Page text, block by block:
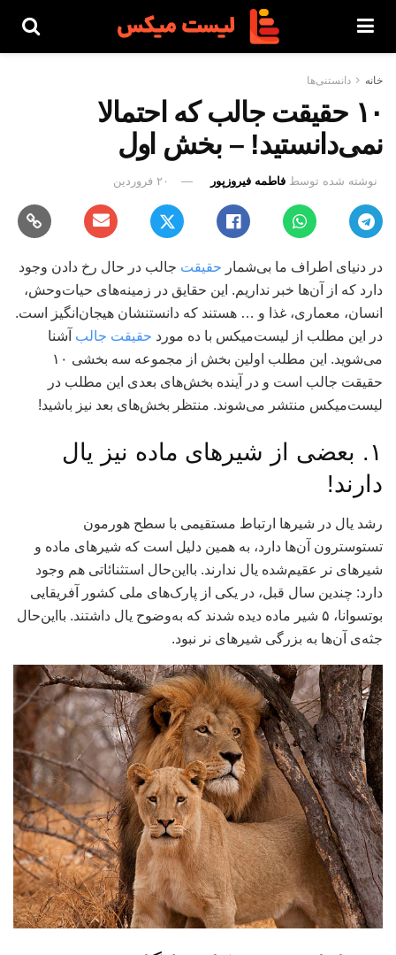
خانه دانستنی‌ها
۱۰ حقیقت جالب که احتمالا
نمی‌دانستید! – بخش اول
نوشته شده توسط فاطمه فیروزپور ۲۰ فروردین
در دنیای اطراف ما بی‌شمار حقیقت جالب در حال رخ دادن وجود
دارد که از آن‌ها خبر نداریم. این حقایق در زمینه‌های حیات‌وحش،
انسان، معماری، غذا و … هستند که دانستنشان هیجان‌انگیز است.
در این مطلب از لیست‌میکس با ده مورد حقیقت جالب آشنا
می‌شوید. این مطلب اولین بخش از مجموعه سه بخشی ۱۰
حقیقت جالب است و در آینده بخش‌های بعدی این مطلب در
لیست‌میکس منتشر می‌شوند. منتظر بخش‌های بعد نیز باشید!
۱. بعضی از شیرهای ماده نیز یال
دارند!
رشد یال در شیر‌ها ارتباط مستقیمی با سطح هورمون
تستوسترون آن‌ها دارد، به همین دلیل است که شیر‌های ماده و
شیر‌های نر عقیم‌شده یال ندارند. بااین‌حال استثنائاتی هم وجود
دارد: چندین سال قبل، در یکی از پارک‌های ملی کشور آفریقایی
بوتسوانا، ۵ شیر ماده دیده شدند که به‌وضوح یال داشتند. بااین‌حال
جثه‌ی آن‌ها به بزرگی شیر‌های نر نبود.